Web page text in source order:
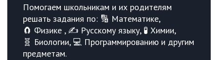
Помогаем школьникам и их родителям
решать задания по: 🔢 Математике,
🧲 Физике , ✍️ Русскому языку, 🧪 Химии,
🧬 Биологии, 💻 Программированию и другим
предметам.